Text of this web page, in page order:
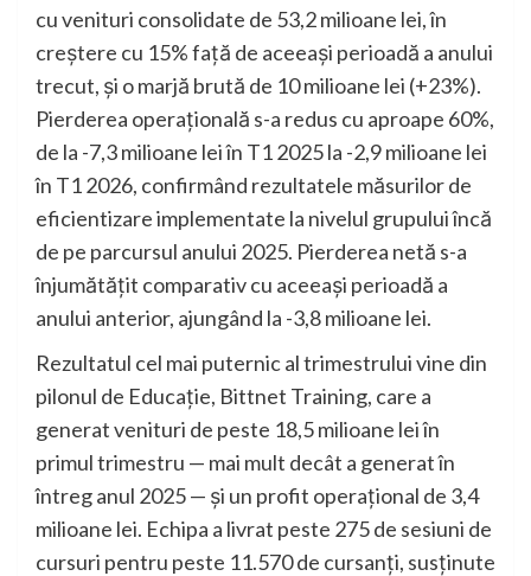
cu venituri consolidate de 53,2 milioane lei, în
creștere cu 15% față de aceeași perioadă a anului
trecut, și o marjă brută de 10 milioane lei (+23%).
Pierderea operațională s-a redus cu aproape 60%,
de la -7,3 milioane lei în T1 2025 la -2,9 milioane lei
în T1 2026, confirmând rezultatele măsurilor de
eficientizare implementate la nivelul grupului încă
de pe parcursul anului 2025. Pierderea netă s-a
înjumătățit comparativ cu aceeași perioadă a
anului anterior, ajungând la -3,8 milioane lei.
Rezultatul cel mai puternic al trimestrului vine din
pilonul de Educație, Bittnet Training, care a
generat venituri de peste 18,5 milioane lei în
primul trimestru — mai mult decât a generat în
întreg anul 2025 — și un profit operațional de 3,4
milioane lei. Echipa a livrat peste 275 de sesiuni de
cursuri pentru peste 11.570 de cursanți, susținute